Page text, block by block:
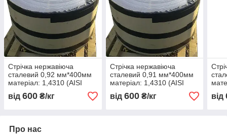
Стрічка нержавіюча
сталевий 0,92 мм*400мм
матеріал: 1,4310 (AISI
301, 12Х18Н9 )
нагартована (тверда)
від 600 ₴/кг
Стрічка нержавіюча
сталевий 0,91 мм*400мм
матеріал: 1,4310 (AISI
301, 12Х18Н9 )
нагартована (тверда)
від 600₴/кг від
Про нас